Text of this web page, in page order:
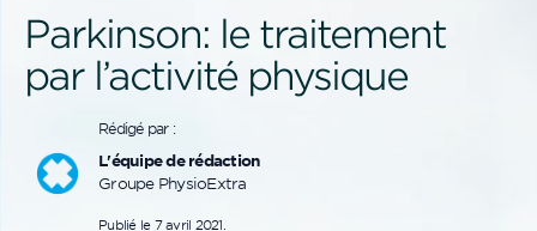
Parkinson: le traitement
par l’activité physique
Rédigé par :
L'équipe de rédaction
Groupe PhysioExtra
Publié le 7 avril 2021.